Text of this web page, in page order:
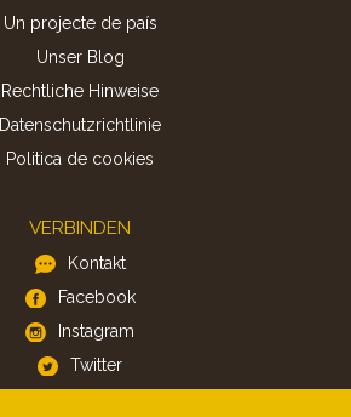
Un projecte de país
Unser Blog
Rechtliche Hinweise
Datenschutzrichtlinie
Politica de cookies
VERBINDEN
Kontakt
Facebook
Instagram
Twitter